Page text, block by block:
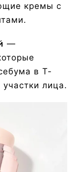
кремы с
—
в Т-
лица.